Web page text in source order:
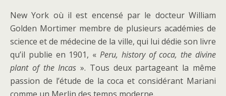
New York où il est encensé par le docteur William
Golden Mortimer membre de plusieurs académies de
science et de médecine de la ville, qui lui dédie son livre
qu’il publie en 1901, « Peru, history of coca, the divine
plant of the Incas ». Tous deux partageant la même
passion de l’étude de la coca et considérant Mariani